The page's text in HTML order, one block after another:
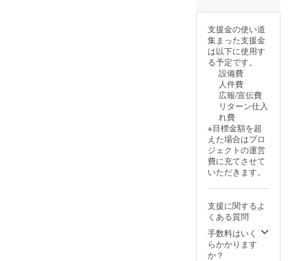
は掲載
団体の
数に
よって
変動し
ますが
A0のサ
イズで
印刷し
て掲示
しま
す。
・当
日チラ
シ・
リーフ
レット
配布希
望の場
合、
『チラ
シ・
ば発送
先の住
所 ・
座談会
の参加
の出欠
を取り
たいの
で参加
可否を
記載下
さい。
・協
賛団体
一覧の
ボード
で表示
団体
名、ロ
ゴ掲載
が良い
懸けた
療国家
賠償請
求訴
訟」を2
冊お送
りいた
しま
す。
１冊は
時男さ
んのサ
イン本
をお渡
しいた
す。
18:30か
らの座
談会の5
名分参
ターに
体とし
て団体
名を掲
載しま
す
（2/17(
月)まで
のご連
須） ・
当日会
場の
ボード
で協賛
団体一
載しま
す。 ・
伊藤時
男さん
執筆の
支援金の使い道
集まった支援金
は以下に使用す
る予定です。
設備費
人件費
広報/宣伝費
リターン仕入
れ費
※目標金額を超
えた場合はプロ
ジェクトの運営
費に充てさせて
いただきます。
支援に関するよ
くある質問
手数料はいく
らかかります
か？